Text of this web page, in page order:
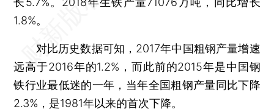
1.8%。
对比历史数据可知，2017年中国粗钢产量增速
远高于2016年的1.2%，而此前的2015年是中国钢
铁行业最低迷的一年，当年全国粗钢产量同比下降
2.3%，是1981年以来的首次下降。